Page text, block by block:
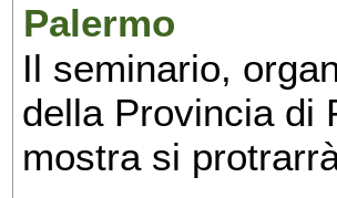
Palermo
Il seminario,
della Provincia di
mostra si